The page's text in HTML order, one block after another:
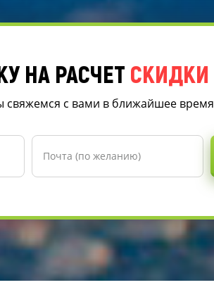
НА РАСЧЕТ СКИДКИ
свяжемся с вами в ближайшее время